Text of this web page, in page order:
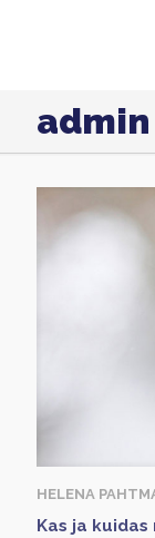
admin
HELENA
Kas ja